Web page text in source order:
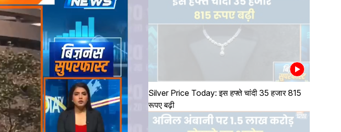
Silver Price Today: इस हफ्ते चांदी 35 हजार 815
रूपए बढ़ी